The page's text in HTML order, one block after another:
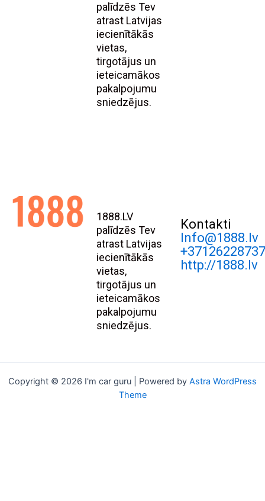
palīdzēs Tev
atrast Latvijas
iecienītākās
vietas,
tirgotājus un
ieteicamākos
pakalpojumu
sniedzējus.
1888.LV
palīdzēs Tev
atrast Latvijas
iecienītākās
vietas,
tirgotājus un
ieteicamākos
pakalpojumu
sniedzējus.
Kontakti
Info@1888.lv
http://1888.lv
Copyright © 2026 I'm car guru | Powered by Astra WordPress
Theme